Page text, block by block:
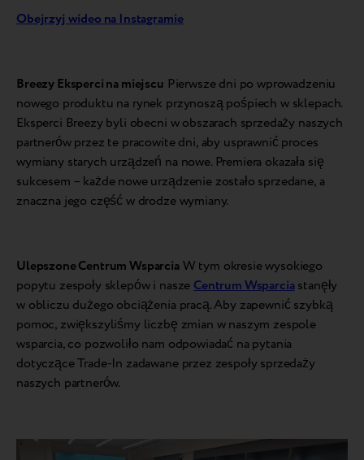
Obejrzyj wideo na Instagramie
Breezy Eksperci na miejscu Pierwsze dni po wprowadzeniu
nowego produktu na rynek przynoszą pośpiech w sklepach.
Eksperci Breezy byli obecni w obszarach sprzedaży naszych
partnerów przez te pracowite dni, aby usprawnić proces
wymiany starych urządzeń na nowe. Premiera okazała się
sukcesem – każde nowe urządzenie zostało sprzedane, a
znaczna jego część w drodze wymiany.
Ulepszone Centrum WsparciaW tym okresie wysokiego
popytu zespoły sklepów i naszeCentrum Wsparciastanęły
w obliczu dużego obciążenia pracą. Aby zapewnić szybką
pomoc, zwiększyliśmy liczbę zmian w naszym zespole
wsparcia, co pozwoliło nam odpowiadać na pytania
dotyczące Trade-In zadawane przez zespoły sprzedaży
naszych partnerów.